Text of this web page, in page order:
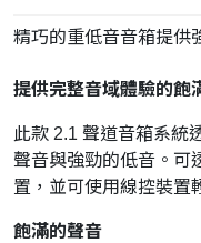
精巧的重低音音箱提供
提供完整音域體驗的飽
此款 2.1 聲道音箱系統
聲音與強勁的低音。可
置，並可使用線控裝置
飽滿的聲音